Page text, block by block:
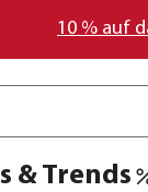
10 % auf
& Trends